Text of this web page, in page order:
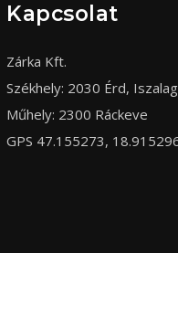
Kapcsolat
Zárka Kft.
Székhely: 2030 Érd,
Műhely: 2300 Ráckeve
GPS 47.155273,